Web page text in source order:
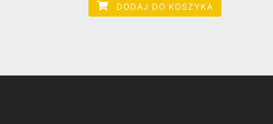
DODAJ DO KOSZYKA